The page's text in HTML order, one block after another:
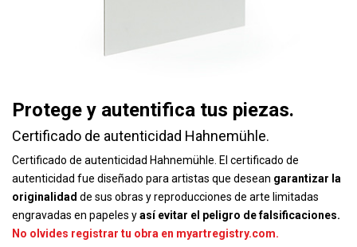
Protege y autentifica tus piezas.
Certificado de autenticidad Hahnemühle.
Certificado de autenticidad Hahnemühle. El certificado de
autenticidad fue diseñado para artistas que desean garantizar la
originalidad de sus obras y reproducciones de arte limitadas
engravadas en papeles yasí evitar el peligro de falsificaciones.
No olvides registrar tu obra en myartregistry.com.